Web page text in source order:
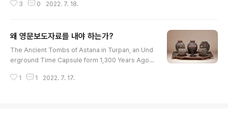
졌다 이런 오리발 아니겠는가? 배롱은 지금 한창 만개하는
나 될지 추산하면 적지 아니할 것이요 저 장성 독거 배롱 역
시 그 무게 견디지 못하고 팍싹했다. 저 배롱이 얼마나 단단
한가 하면 목도장 파는 주된 도구가 실은 배롱이라는 사실
사 저 배롱은 사람으로 치면 청년기에 해당한다. 그런 배롱
3 0 2022. 7. 18.
왜 영문보도자료를 내야 하는가?
The Ancient Tombs of Astana in Turpan, an Und
erground Time Capsule form 1,300 Years Ago -
ana Tombs, A House of Eternity - ○ Title: Astan
1 1 2022. 7. 17.